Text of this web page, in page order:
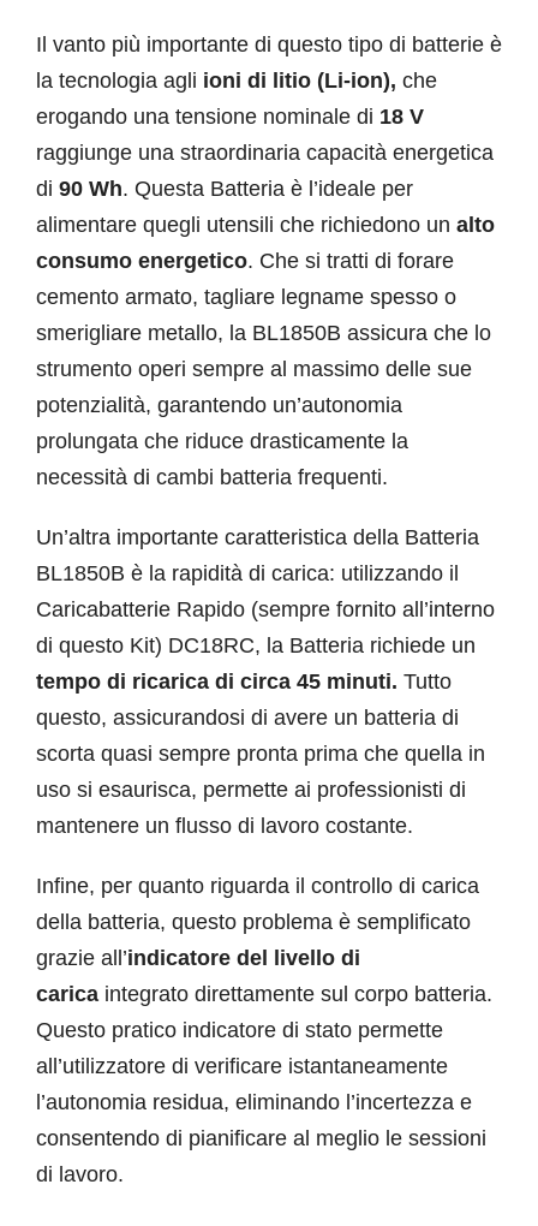
Il vanto più importante di questo tipo di batterie è
la tecnologia agli ioni di litio (Li-ion), che
erogando una tensione nominale di 18 V
raggiunge una straordinaria capacità energetica
di 90 Wh. Questa Batteria è l’ideale per
alimentare quegli utensili che richiedono un alto
consumo energetico. Che si tratti di forare
cemento armato, tagliare legname spesso o
smerigliare metallo, la BL1850B assicura che lo
strumento operi sempre al massimo delle sue
potenzialità, garantendo un’autonomia
prolungata che riduce drasticamente la
necessità di cambi batteria frequenti.
Un’altra importante caratteristica della Batteria
BL1850B è la rapidità di carica: utilizzando il
Caricabatterie Rapido (sempre fornito all’interno
di questo Kit) DC18RC, la Batteria richiede un
tempo di ricarica di circa 45 minuti. Tutto
questo, assicurandosi di avere un batteria di
scorta quasi sempre pronta prima che quella in
uso si esaurisca, permette ai professionisti di
mantenere un flusso di lavoro costante.
Infine, per quanto riguarda il controllo di carica
della batteria, questo problema è semplificato
grazie all’indicatore del livello di
caricaintegrato direttamente sul corpo batteria.
Questo pratico indicatore di stato permette
all’utilizzatore di verificare istantaneamente
l’autonomia residua, eliminando l’incertezza e
consentendo di pianificare al meglio le sessioni
di lavoro.